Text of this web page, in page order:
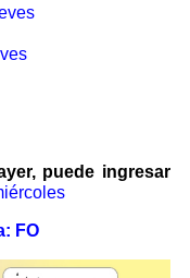
puede ingresar
FO